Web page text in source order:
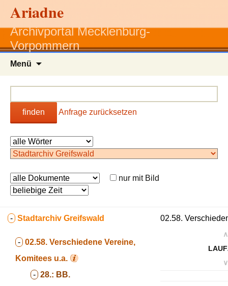
Ariadne
Archivportal Mecklenburg-
Vorpommern
Menü
finden Anfrage zurücksetzen
nur mit Bild
- Stadtarchiv Greifswald
- 02.58. Verschiedene Vereine,
Komitees u.a.
- 28.: BB.
02.58.
∧
∨